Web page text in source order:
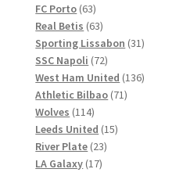
produkter
FC Porto 6363
produkter
Real Betis 6363
produkter
Sporting Lissabon 3131
SSC Napoli 7272
produkter
West Ham United 136136
Athletic Bilbao 7171
Wolves 114114
produkter
Leeds United 1515
River Plate 2323
LA Galaxy 1717